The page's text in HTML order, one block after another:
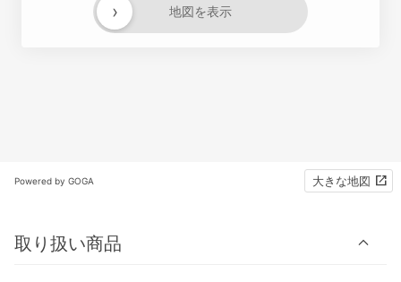
地図を表示
›
Powered by GOGA 大きな地図
取り扱い商品